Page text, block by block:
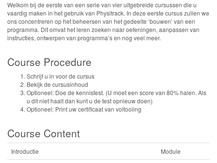
Welkom bij de eerste van een serie van vier uitgebreide cursussen die u
vaardig maken in het gebruik van Physitrack. In deze eerste cursus zullen we
ons concentreren op het beheersen van het gedeelte ‘bouwen’ van een
programma. Dit omvat het leren zoeken naar oefeningen, aanpassen van
instructies, ontwerpen van programma’s en nog veel meer.
Course Procedure
Schrijf u in voor de cursus
Bekijk de cursusinhoud
Optioneel: Doe de kennistest. (U moet een score van 80% halen. Als
u dit niet haalt dan kunt u de test opnieuw doen)
Optioneel: Print uw certificaat van voltooiing
Course Content
Introductie
Module